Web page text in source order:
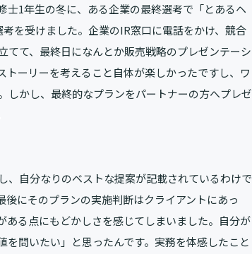
1年生の冬に、ある企業の最終選考で「とあるヘ
を受けました。企業のIR窓口に電話をかけ、競合
て、最終日になんとか販売戦略のプレゼンテーシ
ーリーを考えること自体が楽しかったですし、ワ
しかし、最終的なプランをパートナーの方へプレゼ
、自分なりのベストな提案が記載されているわけで
にそのプランの実施判断はクライアントにあっ
る点にもどかしさを感じてしまいました。自分が
問いたい」と思ったんです。実務を体感したこと